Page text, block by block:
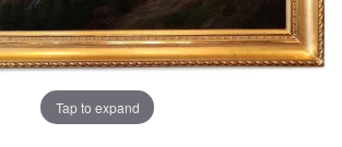
Tap to expand